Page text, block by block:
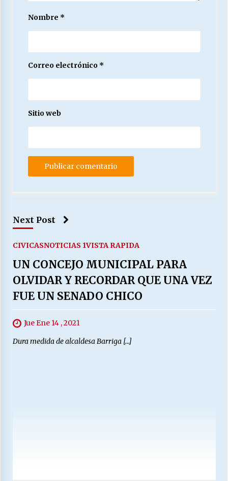
Nombre *
Correo electrónico *
Sitio web
Next Post
CIVICASNOTICIAS 1VISTA RAPIDA
UN CONCEJO MUNICIPAL PARA
OLVIDAR Y RECORDAR QUE UNA VEZ
FUE UN SENADO CHICO
Jue Ene 14 , 2021
Dura medida de alcaldesa Barriga […]